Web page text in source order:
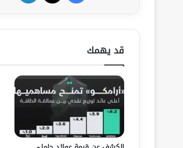
قد يهمك